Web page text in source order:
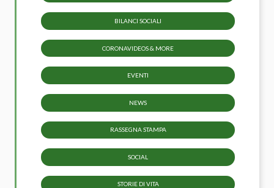
BILANCI SOCIALI
CORONAVIDEOS & MORE
EVENTI
NEWS
RASSEGNA STAMPA
SOCIAL
STORIE DI VITA